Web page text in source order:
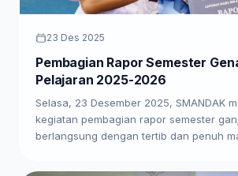
23 Des 2025
Pembagian Rapor Semester
Pelajaran 2025-2026
Selasa, 23 Desember 2025, SMANDAK
kegiatan pembagian rapor semester
berlangsung dengan tertib dan penuh